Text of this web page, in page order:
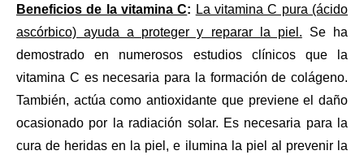
Beneficios de la vitamina C: La vitamina C pura (ácido
ascórbico) ayuda a proteger y reparar la piel. Se ha
demostrado en numerosos estudios clínicos que la
vitamina C es necesaria para la formación de colágeno.
También, actúa como antioxidante que previene el daño
ocasionado por la radiación solar. Es necesaria para la
cura de heridas en la piel, e ilumina la piel al prevenir la